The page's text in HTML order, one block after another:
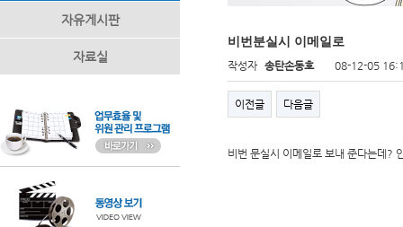
자유게시판
자료실
비번분실시 이메일로
작성자 송탄손동호 08-12-05
이전글 다음글
비번 문실시 이메일로 보내 준다는데?